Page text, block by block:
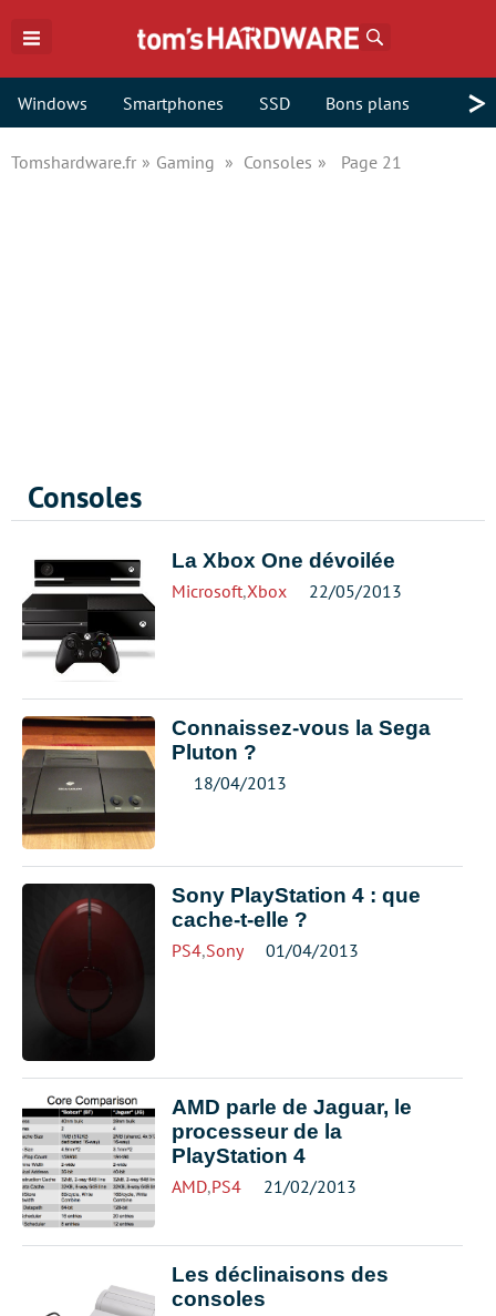
Windows Smartphones SSD Bons plans >
Tomshardware.fr Gaming Consoles Page 21
Consoles
La Xbox One dévoilée
Microsoft,Xbox 22/05/2013
Connaissez-vous la Sega
Pluton ?
18/04/2013
Sony PlayStation 4 : que
cache-t-elle ?
PS4,Sony 01/04/2013
AMD parle de Jaguar, le
processeur de la
PlayStation 4
AMD,PS4 21/02/2013
Les déclinaisons des
consoles